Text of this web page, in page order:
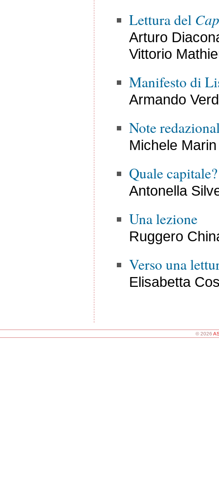
Lettura del
Arturo
Vittorio
Manifesto di
Armando
Note
Michele Marin
Quale capitale?
Antonella
Una lezione
Ruggero
Verso una
Elisabetta
© 2026